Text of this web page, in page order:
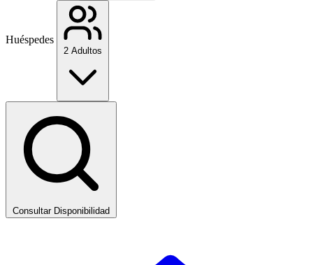
Huéspedes
2 Adultos
Consultar Disponibilidad